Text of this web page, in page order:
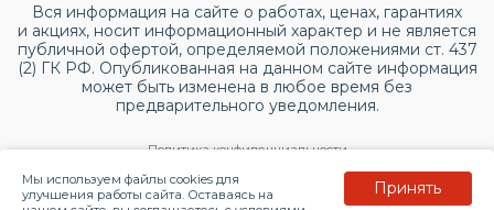
Вся информация на сайте о работах, ценах, гарантиях
и акциях, носит информационный характер и не является
публичной офертой, определяемой положениями ст. 437
(2) ГК РФ. Опубликованная на данном сайте информация
может быть изменена в любое время без
предварительного уведомления.
Политика конфиденциальности
Согласие на обработку персональных данных
Мы используем файлы cookies для
улучшения работы сайта. Оставаясь на
Принять